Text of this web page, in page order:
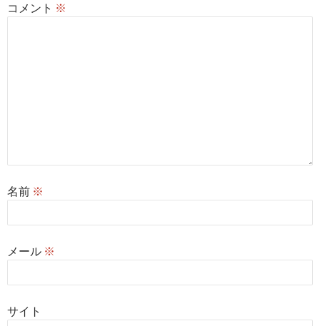
コメント ※
名前 ※
メール ※
サイト